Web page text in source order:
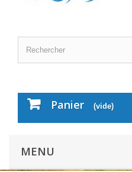
Panier (vide)
MENU